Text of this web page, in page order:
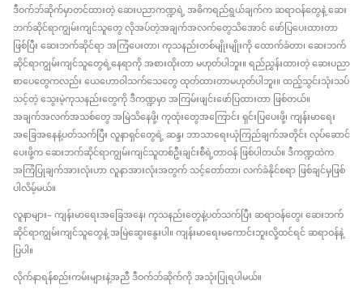
ဒီဝက်ဘ်ဆိုက်မှာတင်ထားတဲ့ ဆေးပညာကဏ္ဍရဲ့ အဓိကရည်ရွယ်ချက်က ဆရာဝန်တွေနဲ့ ဆေး
ဘက်ဆိုင်ရာကျွမ်းကျင်သူတွေ လိုအပ်တဲ့အချက်အလက်တွေသိအောင် ဖော်ပြပေးထားတာ
ဖြစ်ပြီး ဆေးဘက်ဆိုင်ရာ အကြံပေးတာ၊ ကုသနည်းတစ်မျိုးမျိုးကို ထောက်ခံတာ၊ ဆေးဘက်
ဆိုင်ရာကျွမ်းကျင်သူတွေရဲ့နေရာကို အစားထိုးတာ မဟုတ်ပါဘူး။ ရည်ညွှန်းထားတဲ့ ဆေးပညာ
စာပေတွေကလည်း ယေဟောဝါသက်သေတွေ ထုတ်ထားတာမဟုတ်ပါဘူး။ ထည့်သွင်းသုံးသပ်
သင့်တဲ့ သွေးမဲ့ကုသနည်းတွေကို ဒီကဏ္ဍမှာ အကြမ်းဖျင်းဖော်ပြထားတာ ဖြစ်တယ်။
အချက်အလက်အသစ်တွေ အမြဲသိနေဖို့၊ ကုထုံးတွေအကြောင်း ရှင်းပြပေးဖို့၊ ကျန်းမာရေး
အခြေအနေနဲ့ပတ်သက်ပြီး လူနာရှင်တွေရဲ့ ဆန္ဒ၊ ဘာသာရေးယုံကြည်ချက်အတိုင်း လုပ်ဆောင်
ပေးဖို့က ဆေးဘက်ဆိုင်ရာကျွမ်းကျင်သူတစ်ဦးချင်းစီရဲ့တာဝန် ဖြစ်ပါတယ်။ ဒီကဏ္ဍထဲက
အကြံပြုချက်အားလုံးဟာ လူနာအားလုံးအတွက် သင့်တော်တာ၊ လက်ခံနိုင်စရာ ဖြစ်ချင်မှဖြစ်
ပါလိမ့်မယ်။
လူနာများ– ကျန်းမာရေးအခြေအနေ၊ ကုသနည်းတွေနဲ့ပတ်သက်ပြီး ဆရာဝန်တွေ၊ ဆေးဘက်
ဆိုင်ရာကျွမ်းကျင်သူတွေနဲ့ အမြဲဆွေးနွေးပါ။ ကျန်းမာရေးမကောင်းဘူးလို့ထင်ရင် ဆရာဝန်နဲ့
ပြပါ။
လိုက်နာရန်စည်းကမ်းများနဲ့အညီ ဒီဝက်ဘ်ဆိုက်ကို အသုံးပြုရပါမယ်။